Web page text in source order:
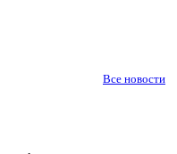
Все новости